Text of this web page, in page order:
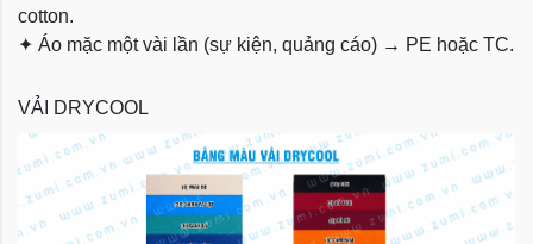
cotton.
✦ Áo mặc một vài lần (sự kiện, quảng cáo) → PE hoặc TC.
VẢI DRYCOOL